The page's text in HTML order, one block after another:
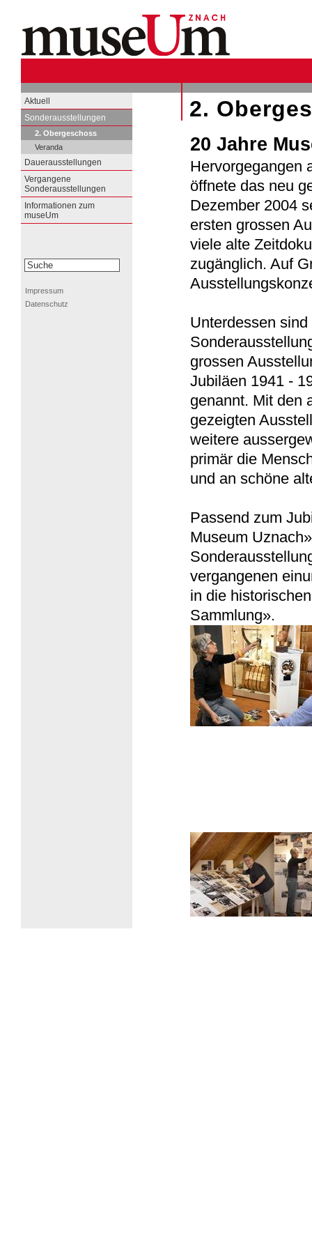
2.
20 Jahre
Hervorgegangen
öffnete das neu
Dezember 2004
ersten grossen
viele alte
zugänglich. Auf
Unterdessen
grossen
Jubiläen 1941 -
genannt. Mit den
gezeigten
weitere
primär die
und an schöne
Passend zum
Museum
vergangenen
in die
Sammlung».
Aktuell
Sonderausstellungen
2. Obergeschoss
Veranda
Dauerausstellungen
Vergangene
Sonderausstellungen
Informationen zum
museUm
Impressum
Datenschutz